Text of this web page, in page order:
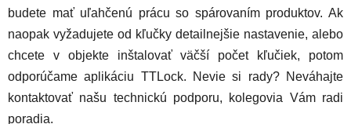
budete mať uľahčenú prácu so spárovaním produktov. Ak
naopak vyžadujete od kľučky detailnejšie nastavenie, alebo
chcete v objekte inštalovať väčší počet kľučiek, potom
odporúčame aplikáciu TTLock. Nevie si rady? Neváhajte
kontaktovať našu technickú podporu, kolegovia Vám radi
poradia.